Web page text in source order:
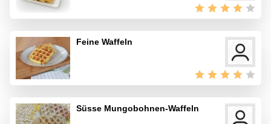
Feine Waffeln
Süsse Mungobohnen-Waffeln